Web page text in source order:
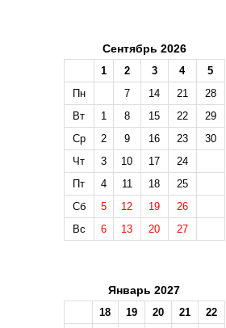
Сентябрь 2026
1 2 3 4
5
Пн
7 14 21
28
Вт
1 8 15 22
29
Ср
2 9 16 23
30
Чт
3 10 17
24
Пт
4 11 18
25
Сб
5 12 19
26
Вс
6 13 20 27
Январь 2027
18 19 20 21
22